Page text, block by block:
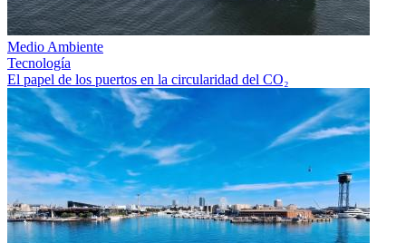
Medio Ambiente
Tecnología
El papel de los puertos en la circularidad del CO₂